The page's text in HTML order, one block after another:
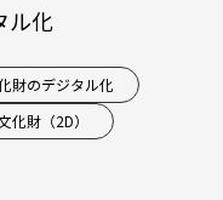
ル化
財のデジタル化
化財（2D）